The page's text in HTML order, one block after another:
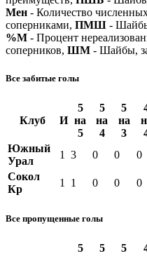
Мен - Количество
соперниками, ПМШ -
%М - Процент
соперников, ШМ - Шайбы,
Все забитые голы
Клуб И
5
на
5
5
на
4
5
на
3
Южный
Урал
1 3 0 0 0
Сокол
Кр
1 1 0 0 0
Все пропущенные голы
5
5
5